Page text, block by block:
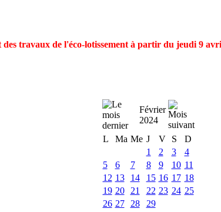
travaux de l'éco-lotissement à partir du jeudi 9
Février
2024
L
Ma Me J V S
D
1
2 3
4
5
6 7 8 9 10 11
12 13 14 15 16 17 18
19 20 21 22 23 24 25
26 27 28 29